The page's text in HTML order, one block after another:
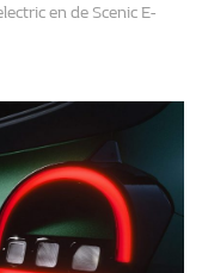
en de Scenic E-